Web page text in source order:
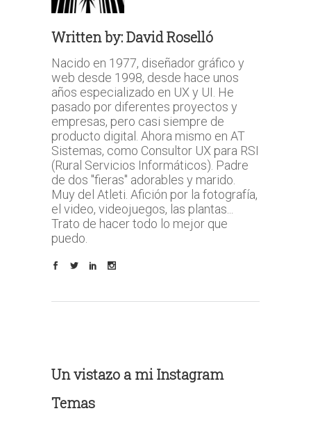
Written by:David Roselló
Nacido en 1977, diseñador gráfico y
web desde 1998, desde hace unos
años especializado en UX y UI. He
pasado por diferentes proyectos y
empresas, pero casi siempre de
producto digital. Ahora mismo en AT
Sistemas, como Consultor UX para RSI
(Rural Servicios Informáticos). Padre
de dos "fieras" adorables y marido.
Muy del Atleti. Afición por la fotografía,
el video, videojuegos, las plantas...
Trato de hacer todo lo mejor que
puedo.
Un vistazo a mi Instagram
Temas